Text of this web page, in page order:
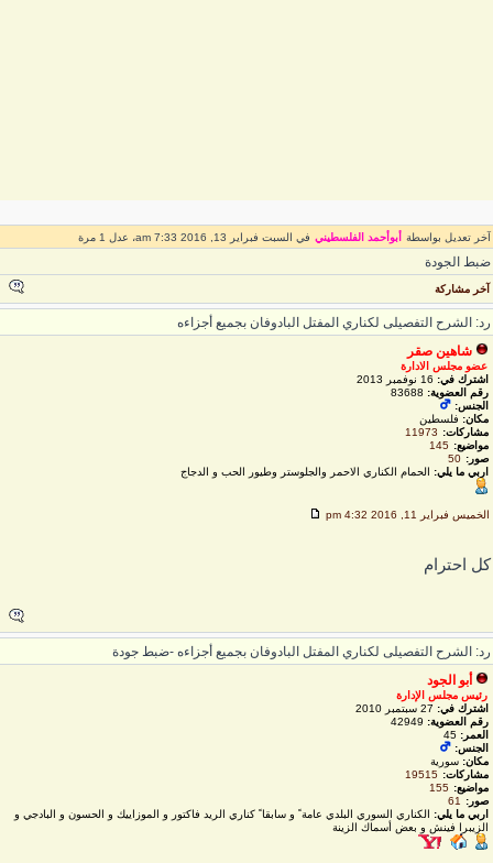
تعديل بواسطة أبوأحمد الفلسطيني في السبت فبراير 13, 2016 7:33 am، عدل 1 مرة
الجودة
آخر مشاركة
الشرح التفصيلى لكناري المفتل البادوفان بجميع أجزاءه
شاهين صقر
عضو مجلس الادارة
اشترك في:16 نوفمبر 2013
رقم العضوية:83688
الجنس:
مكان:فلسطين
مشاركات:
11973
مواضيع:
145
صور:
50
اربي ما يلي:الحمام الكناري الاحمر والجلوستر وطيور الحب و الدجاج
الخميس فبراير 11, 2016 4:32 pm
احترام
الشرح التفصيلى لكناري المفتل البادوفان بجميع أجزاءه -ضبط جودة
أبو الجود
رئيس مجلس الإدارة
اشترك في:27 سبتمبر 2010
رقم العضوية:42949
العمر: 45
الجنس:
مكان:سورية
مشاركات:
19515
مواضيع:
155
صور:
61
اربي ما يلي:الكناري السوري البلدي عامة ً و سابقا ً كناري الريد فاكتور و الموزاييك و الحسون و البادجي و
الزيبرا فينش و بعض أسماك الزينة